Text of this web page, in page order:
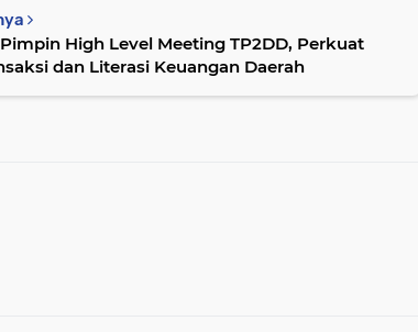
High Level Meeting TP2DD, Perkuat
dan Literasi Keuangan Daerah